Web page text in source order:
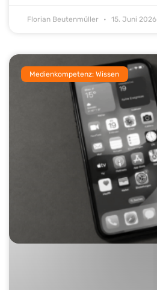
Florian Beutenmüller 15. Juni 2026
Medienkompetenz: Wissen